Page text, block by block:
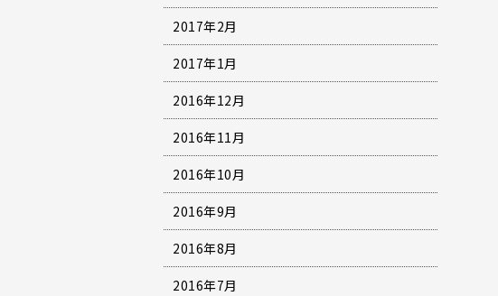
2017年2月
2017年1月
2016年12月
2016年11月
2016年10月
2016年9月
2016年8月
2016年7月